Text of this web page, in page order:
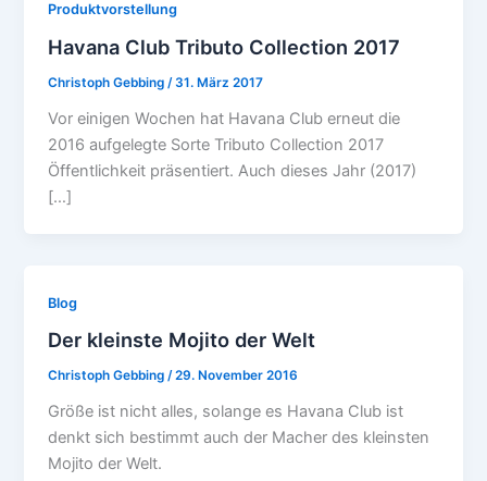
Produktvorstellung
Havana Club Tributo Collection 2017
Christoph Gebbing/31. März 2017
Vor einigen Wochen hat Havana Club erneut die
2016 aufgelegte Sorte Tributo Collection 2017
Öffentlichkeit präsentiert. Auch dieses Jahr (2017)
[…]
Blog
Der kleinste Mojito der Welt
Christoph Gebbing/29. November 2016
Größe ist nicht alles, solange es Havana Club ist
denkt sich bestimmt auch der Macher des kleinsten
Mojito der Welt.